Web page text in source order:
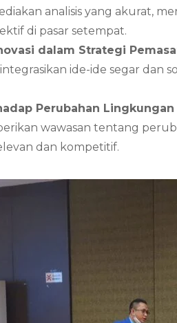
analisis yang akurat,
di pasar setempat.
dalam Strategi
ide-ide segar dan
Perubahan Lingkungan
wawasan tentang
dan kompetitif.